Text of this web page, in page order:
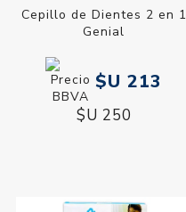
Cepillo de Dientes 2 en 1
Genial
$U 213
$U 250